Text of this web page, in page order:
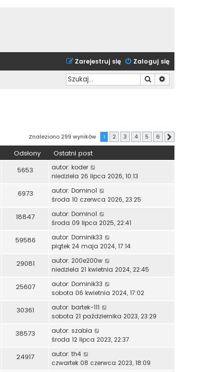
Zaloguj się
Zarejestruj się
Szukaj
Znaleziono 299 wyników 1 2 3 4 5 6
Odsłony Ostatni post
5653 autor: koder
niedziela 26 lipca 2026, 10:13
6973 autor: Domino1
środa 10 czerwca 2026, 23:25
18847 autor: Domino1
środa 09 lipca 2025, 22:41
59586 autor: Dominik33
piątek 24 maja 2024, 17:14
29081 autor: 200e200w
niedziela 21 kwietnia 2024, 22:45
25607 autor: Dominik33
sobota 06 kwietnia 2024, 17:02
30361 autor: bartek-111
sobota 21 października 2023, 23:29
38573 autor: szabla
środa 12 lipca 2023, 22:37
24917 autor: th4
czwartek 08 czerwca 2023, 18:09